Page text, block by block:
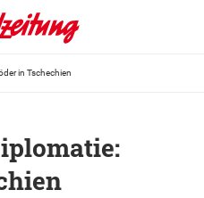
in Tschechien